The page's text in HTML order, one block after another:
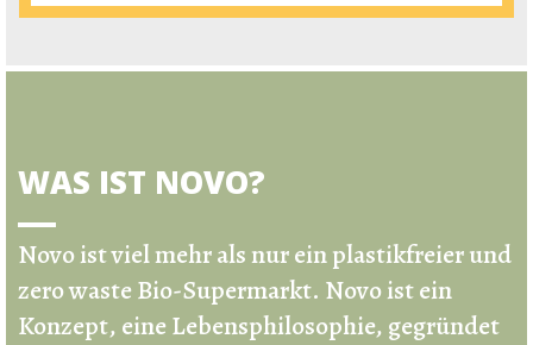
WAS IST NOVO?
Novo ist viel mehr als nur einplastikfreier und
zero waste Bio-Supermarkt. Novo ist ein
Konzept, eine Lebensphilosophie, gegründet